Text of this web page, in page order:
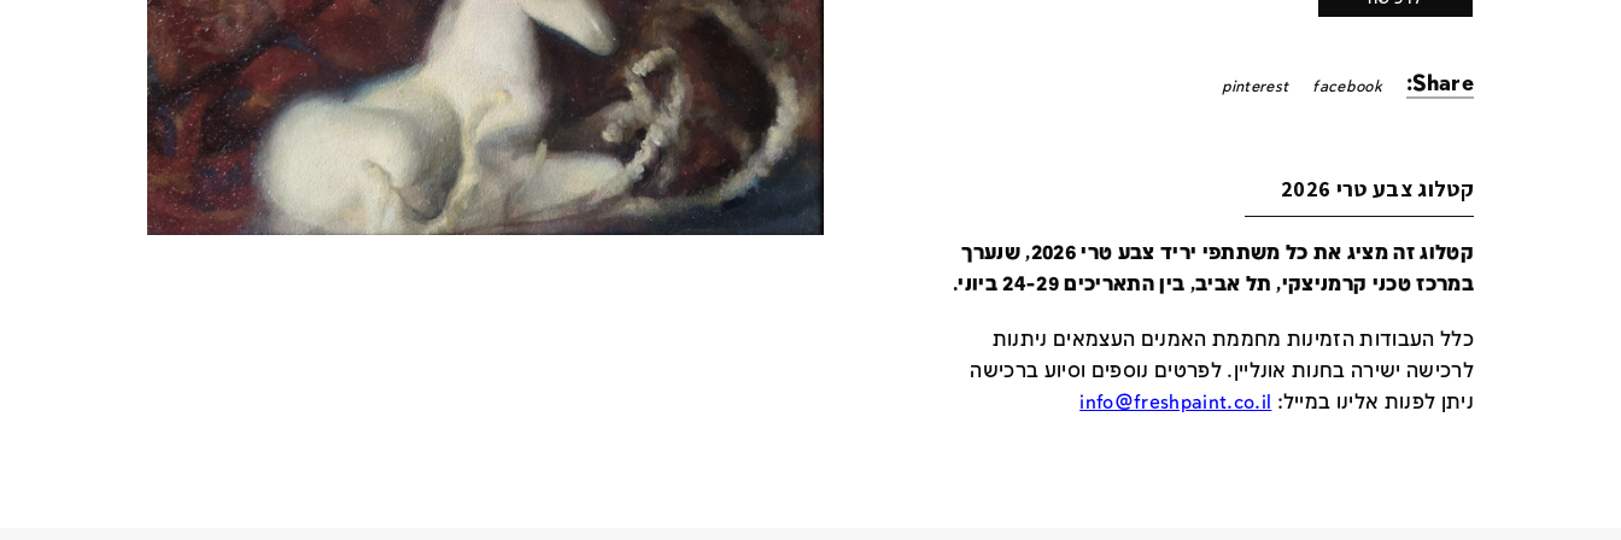
Share:
facebook
pinterest
קטלוג צבע טרי 2026
קטלוג זה מציג את כל משתתפי יריד צבע טרי 2026, שנערך
במרכז טכני קרמניצקי, תל אביב, בין התאריכים 24-29 ביוני.
כלל העבודות הזמינות מחממת האמנים העצמאים ניתנות
לרכישה ישירה בחנות אונליין.לפרטים נוספים וסיוע ברכישה
ניתן לפנות אלינו במייל:
info@freshpaint.co.il